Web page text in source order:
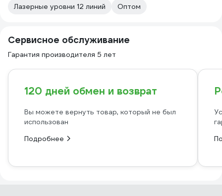
Лазерные уровни 12 линий
Оптом
Сервисное обслуживание
Гарантия производителя 5 лет
120 дней обмен и возврат
Вы можете вернуть товар, который не был
использован
Подробнее